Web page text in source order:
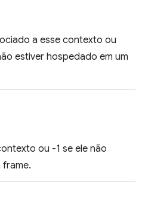
a esse contexto ou
estiver hospedado em um
ou -1 se ele não
frame.